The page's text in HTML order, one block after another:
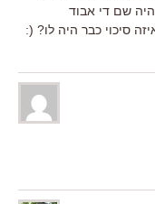
שם די אבוד
סיכוי כבר היה לו? (: